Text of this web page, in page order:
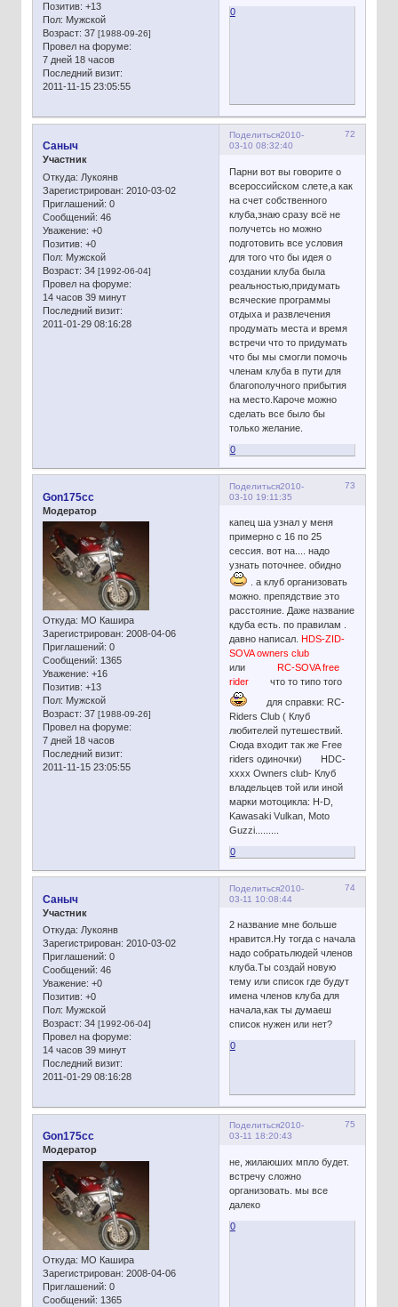
Позитив: +13
Пол: Мужской
Возраст: 37 [1988-09-26]
Провел на форуме:
7 дней 18 часов
Последний визит:
2011-11-15 23:05:55
0
Поделиться 72
2010-
03-10 08:32:40
Сaныч
Участник
Откуда: Лукоянв
Зарегистрирован: 2010-03-02
Приглашений: 0
Сообщений: 46
Уважение: +0
Позитив: +0
Пол: Мужской
Возраст: 34 [1992-06-04]
Провел на форуме:
14 часов 39 минут
Последний визит:
2011-01-29 08:16:28
Парни вот вы говорите о
всероссийском слете,а как
на счет собственного
клуба,знаю сразу всё не
получетсь но можно
подготовить все условия
для того что бы идея о
создании клуба была
реальностью,придумать
всяческие программы
отдыха и развлечения
продумать места и время
встречи что то придумать
что бы мы смогли помочь
членам клуба в пути для
благополучного прибытия
на место.Кароче можно
сделать все было бы
только желание.
0
Поделиться 73
2010-
03-10 19:11:35
Gon175cc
Модератор
Откуда: МО Кашира
Зарегистрирован: 2008-04-06
Приглашений: 0
Сообщений: 1365
Уважение: +16
Позитив: +13
Пол: Мужской
Возраст: 37 [1988-09-26]
Провел на форуме:
7 дней 18 часов
Последний визит:
2011-11-15 23:05:55
капец ша узнал у меня
примерно с 16 по 25
сессия. вот на.... надо
узнать поточнее. обидно
. а клуб организовать
можно. препядствие это
расстояние. Даже название
кдуба есть. по правилам .
давно написал. HDS-ZID-
SOVA owners club
или RC-SOVA free
rider
что то типо того
для справки: RC-
Riders Club ( Клуб
любителей путешествий.
Сюда входит так же Free
riders одиночки) HDC-
xxxx Owners club- Клуб
владельцев той или иной
марки мотоцикла: Н-D,
Kawasaki Vulkan, Moto
Guzzi.........
0
Поделиться 74
2010-
03-11 10:08:44
Сaныч
Участник
Откуда: Лукоянв
Зарегистрирован: 2010-03-02
Приглашений: 0
Сообщений: 46
Уважение: +0
Позитив: +0
Пол: Мужской
Возраст: 34 [1992-06-04]
Провел на форуме:
14 часов 39 минут
Последний визит:
2011-01-29 08:16:28
2 название мне больше
нравится.Ну тогда с начала
надо собратьлюдей членов
клуба.Ты создай новую
тему или список где будут
имена членов клуба для
начала,как ты думаеш
список нужен или нет?
0
Поделиться 75
2010-
03-11 18:20:43
Gon175cc
Модератор
Откуда: МО Кашира
Зарегистрирован: 2008-04-06
Приглашений: 0
Сообщений: 1365
не, жилаюших мпло будет.
встречу сложно
организовать. мы все
далеко
0